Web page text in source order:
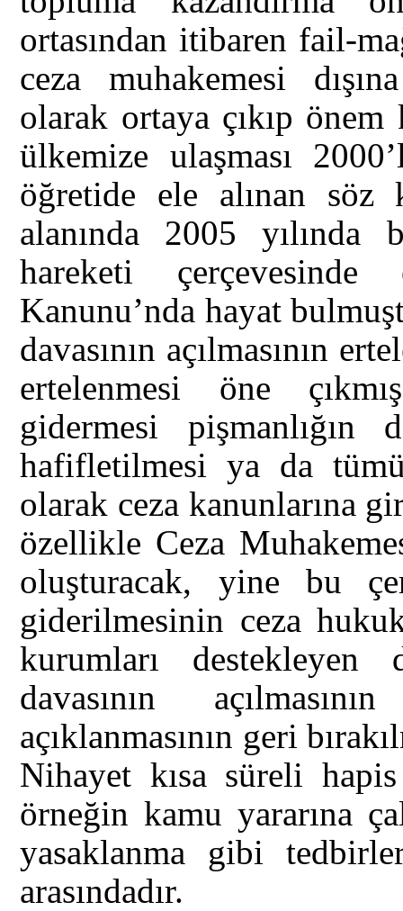
ortasından itibaren fail-
ceza muhakemesi
olarak ortaya çıkıp önem
ülkemize ulaşması
öğretide ele alınan söz
alanında 2005 yılında
hareketi
Kanunu’nda hayat
davasının açılmasının
ertelenmesi öne
gidermesi
hafifletilmesi ya da
olarak ceza kanunlarına
özellikle Ceza
oluşturacak, yine bu
giderilmesinin ceza
kurumları
davasının
açıklanmasının geri
Nihayet kısa süreli
örneğin kamu yararına
yasaklanma gibi
arasındadır.